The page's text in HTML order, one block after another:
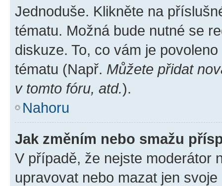
Jednoduše. Klikněte na
tématu. Možná bude nutné se
diskuze. To, co vám je
tématu (Např. Můžete přidat
v tomto fóru, atd.).
Nahoru
Jak změním nebo smažu
V případě, že nejste moderátor
upravovat nebo mazat jen